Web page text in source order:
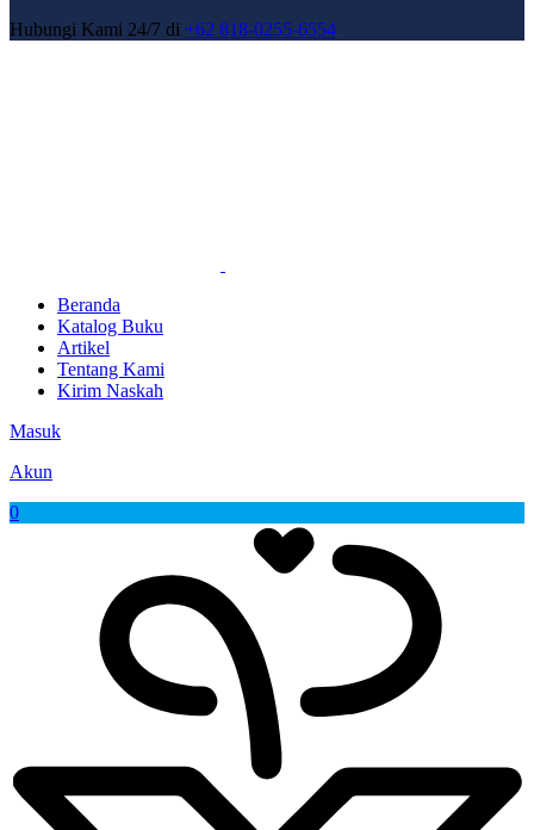
Hubungi Kami 24/7 di +62 818-0255-6554
Beranda
Katalog Buku
Artikel
Tentang Kami
Kirim Naskah
Masuk
Akun
0